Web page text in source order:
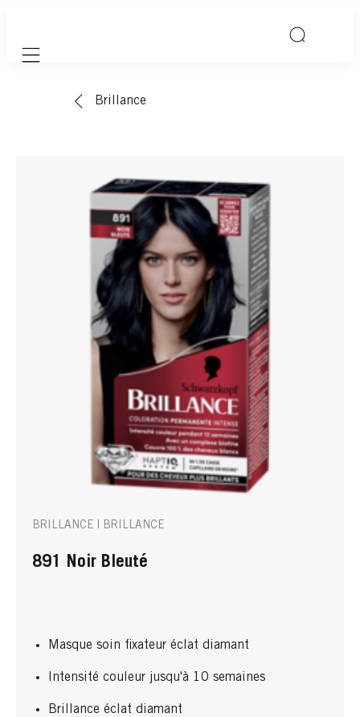
Mobile navigation
Brillance
BRILLANCE | BRILLANCE
891 Noir Bleuté
Masque soin fixateur éclat diamant
Intensité couleur jusqu'à 10 semaines
Brillance éclat diamant